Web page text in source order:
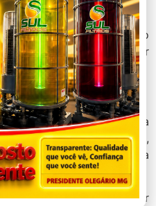
candidatos inscritos serão
objetiva, prevista para ser
de 2025.
validade de dois anos, a
de sua homologação,
igual período, a critério da
Formosa.
desta notíciae fique por